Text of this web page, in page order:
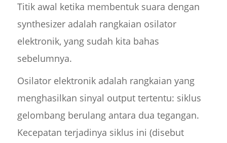
Titik awal ketika membentuk suara dengan
synthesizer adalah rangkaian osilator
elektronik, yang sudah kita bahas
sebelumnya.
Osilator elektronik adalah rangkaian yang
menghasilkan sinyal output tertentu: siklus
gelombang berulang antara dua tegangan.
Kecepatan terjadinya siklus ini (disebut